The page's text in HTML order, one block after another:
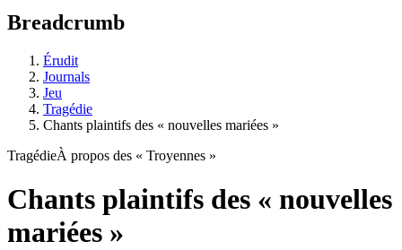
Breadcrumb
Érudit
Journals
Jeu
Tragédie
Chants plaintifs des « nouvelles mariées »
TragédieÀ propos des « Troyennes »
Chants plaintifs des « nouvelles
mariées »